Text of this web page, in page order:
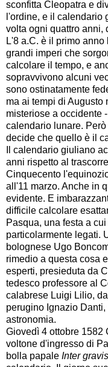
sconfitta Cleopatra e
l'ordine, e il calendario
volta ogni quattro anni,
L'8 a.C. è il primo
grandi imperi che
calcolare il tempo, e
sopravvivono alcuni
sono ostinatamente
ma ai tempi di Augusto
misteriose a occidente
calendario lunare.
decide che quello è il
Il calendario giuliano
anni rispetto al
Cinquecento
all'11 marzo. Anche in
evidente. E
difficile calcolare
Pasqua, una festa a
particolarmente legati.
bolognese Ugo
rimedio a questa cosa
esperti, presieduta da
tedesco professore al
calabrese Luigi Lilio,
perugino Ignazio
astronomia.
Giovedì 4 ottobre 1582
voltone d'ingresso di
bolla papale Inter